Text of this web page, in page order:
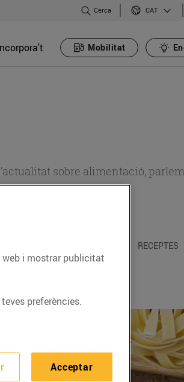
Cerca CAT
Mobilitat
sobre alimentació,
RECEPTES
web i mostrar publicitat
preferències.
Acceptar